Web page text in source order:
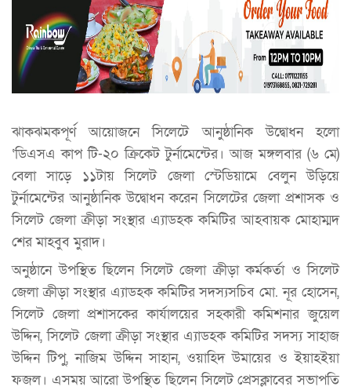
ঝাকঝমকপূর্ণ আয়োজনে সিলেটে আনুষ্ঠানিক উদ্বোধন হলো
‘ডিএসএ কাপ টি-২০ ক্রিকেট টুর্নামেন্টের। আজ মঙ্গলবার (৬ মে)
বেলা সাড়ে ১১টায় সিলেট জেলা স্টেডিয়ামে বেলুন উড়িয়ে
টুর্নামেন্টের আনুষ্ঠানিক উদ্বোধন করেন সিলেটের জেলা প্রশাসক ও
সিলেট জেলা ক্রীড়া সংস্থার এ্যাডহক কমিটির আহবায়ক মোহাম্মদ
শের মাহবুব মুরাদ।
অনুষ্ঠানে উপস্থিত ছিলেন সিলেট জেলা ক্রীড়া কর্মকর্তা ও সিলেট
জেলা ক্রীড়া সংস্থার এ্যাডহক কমিটির সদস্যসচিব মো. নূর হোসেন,
সিলেট জেলা প্রশাসকের কার্যালয়ের সহকারী কমিশনার জুয়েল
উদ্দিন, সিলেট জেলা ক্রীড়া সংস্থার এ্যাডহক কমিটির সদস্য সাহাজ
উদ্দিন টিপু, নাজিম উদ্দিন সাহান, ওয়াহিদ উমায়ের ও ইয়াহইয়া
ফজল। এসময় আরো উপস্থিত ছিলেন সিলেট প্রেসক্লাবের সভাপতি